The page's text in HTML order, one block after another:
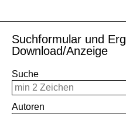
Suchformular und
Download/Anzeige
Suche
Autoren